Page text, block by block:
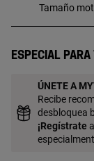
Tamaño
Especial para
ÚNETE A
Recibe
desbloquea
¡Regístrate